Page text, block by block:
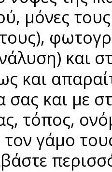
μόνες
τους),
και
και
και με
τόπος,
γάμο